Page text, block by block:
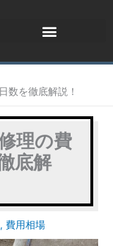
数を徹底解説！
理の費
底解
,費用相場
都
文
向
丘
邸
、